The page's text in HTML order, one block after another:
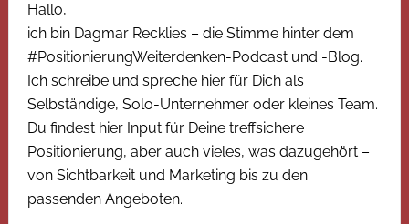
Hallo,
ich bin Dagmar Recklies – die Stimme hinter dem
#PositionierungWeiterdenken-Podcast und -Blog.
Ich schreibe und spreche hier für Dich als
Selbständige, Solo-Unternehmer oder kleines Team.
Du findest hier Input für Deine treffsichere
Positionierung, aber auch vieles, was dazugehört –
von Sichtbarkeit und Marketing bis zu den
passenden Angeboten.